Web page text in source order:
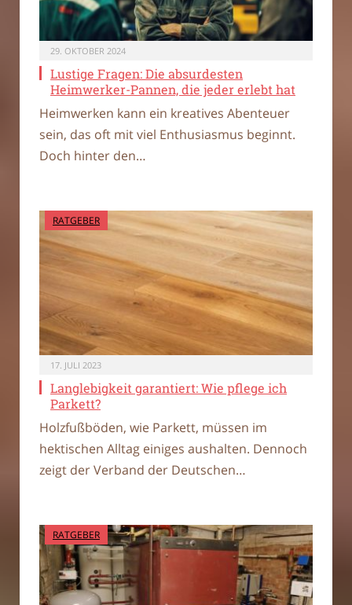
29. OKTOBER 2024
Lustige Fragen: Die absurdesten
Heimwerker-Pannen, die jeder erlebt hat
Heimwerken kann ein kreatives Abenteuer
sein, das oft mit viel Enthusiasmus beginnt.
Doch hinter den…
RATGEBER
17. JULI 2023
Langlebigkeit garantiert: Wie pflege ich
Parkett?
Holzfußböden, wie Parkett, müssen im
hektischen Alltag einiges aushalten. Dennoch
zeigt der Verband der Deutschen…
RATGEBER